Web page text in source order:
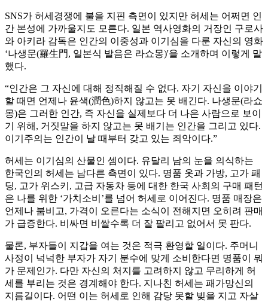
SNS가 허세경쟁에 불을 지핀 측면이 있지만 허세는 어쩌면 인
간 본성에 가까울지도 모른다. 일본 역사영화의 거장인 구로사
와 아키라 감독은 인간의 이중성과 이기심을 다룬 자신의 영화
‘나생문(羅生門, 일본식 발음은 라쇼몽)'을 소개하며 이렇게 말
했다.
“인간은 그 자신에 대해 정직해질 수 없다. 자기 자신을 이야기
할 때면 언제나 윤색(潤色)하지 않고는 못 배긴다. 나생문(라쇼
몽)은 그러한 인간, 즉 자신을 실제보다 더 나은 사람으로 보이
기 위해, 거짓말을 하지 않고는 못 배기는 인간을 그리고 있다.
이기주의는 인간이 날 때부터 갖고 있는 죄악이다.”
허세는 이기심의 산물인 셈이다. 유달리 남의 눈을 의식하는
한국인의 허세는 남다른 측면이 있다. 명품 옷과 가방, 고가 패
딩, 고가 위스키, 고급 자동차 등에 대한 한국 사회의 구매 패턴
은 나를 위한 ‘가치소비’를 넘어 허세로 이어진다. 명품 매장은
언제나 붐비고, 가격이 오른다는 소식이 전해지면 오히려 판매
가 급증한다. 비싸면 비쌀수록 더 잘 팔리고 없어서 못 판다.
물론, 부자들이 지갑을 여는 것은 적극 환영할 일이다. 주머니
사정이 넉넉한 부자가 자기 분수에 맞게 소비한다면 명품이 뭐
가 문제인가. 다만 자신의 처지를 고려하지 않고 무리하게 허
세를 부리는 것은 경계해야 한다. 지나친 허세는 패가망신의
지름길이다. 어떤 이는 허세로 인해 감당 못할 빚을 지고 자살